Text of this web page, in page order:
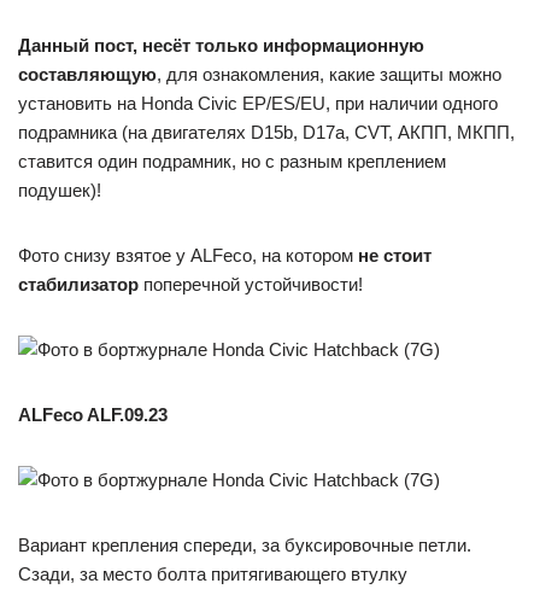
Данный пост, несёт только информационную
составляющую, для ознакомления, какие защиты можно
установить на Honda Civic EP/ES/EU, при наличии одного
подрамника (на двигателях D15b, D17a, CVT, АКПП, МКПП,
ставится один подрамник, но с разным креплением
подушек)!
Фото снизу взятое у ALFeco, на котором не стоит
стабилизатор поперечной устойчивости!
ALFeco ALF.09.23
Вариант крепления спереди, за буксировочные петли.
Сзади, за место болта притягивающего втулку